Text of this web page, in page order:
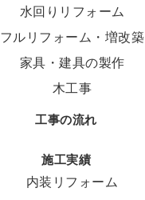
水回りリフォーム
フルリフォーム・増改築
家具・建具の製作
木工事
工事の流れ
施工実績
内装リフォーム